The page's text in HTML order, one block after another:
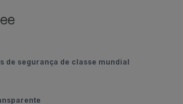
de segurança de classe mundial